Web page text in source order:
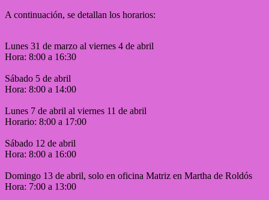
A continuación, se detallan los horarios:
Lunes 31 de marzo al viernes 4 de abril
Hora: 8:00 a 16:30
Sábado 5 de abril
Hora: 8:00 a 14:00
Lunes 7 de abril al viernes 11 de abril
Horario: 8:00 a 17:00
Sábado 12 de abril
Hora: 8:00 a 16:00
Domingo 13 de abril, solo en oficina Matriz en Martha de Roldós
Hora: 7:00 a 13:00